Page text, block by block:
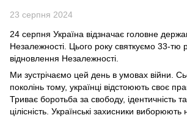
23 серпня 2024
24 серпня Україна відзначає головне
Незалежності. Цього року святкуємо 33-тю
відновлення Незалежності.
Ми зустрічаємо цей день в умовах війни.
поколінь тому, українці відстоюють своє
Триває боротьба за свободу, ідентичність
цілісність. Українські захисники виборюють